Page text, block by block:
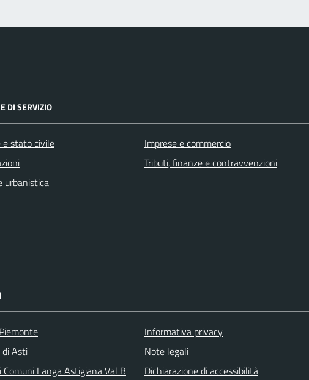
DI SERVIZIO
e stato civile
urbanistica
Imprese e commercio
Tributi, finanze e contravvenzioni
di Asti
Comuni Langa Astigiana Val B
Informativa privacy
Note legali
Dichiarazione di accessibilità